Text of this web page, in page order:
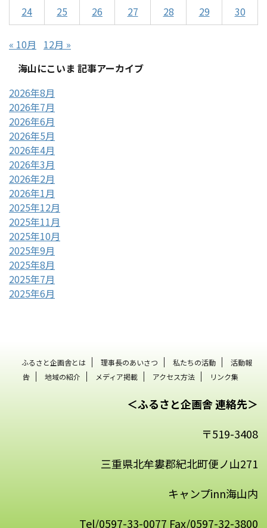
24
25 26 27 28 29 30
« 10月
12月 »
海山にこいま 記事アーカイブ
2026年8月
2026年7月
2026年6月
2026年5月
2026年4月
2026年3月
2026年2月
2026年1月
2025年12月
2025年11月
2025年10月
2025年9月
2025年8月
2025年7月
2025年6月
ふるさと企画舎とは 理事長のあいさつ 私たちの活動
活動報
告
地域の紹介 メディア掲載 アクセス方法 リンク集
＜ふるさと企画舎 連絡先＞
〒519-3408
三重県北牟婁郡紀北町便ノ山271
キャンプinn海山内
Tel/0597-33-0077 Fax/0597-32-3800